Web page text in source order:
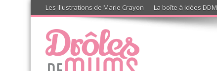
Les illustrations de Marie Crayon La boîte à idées DDM